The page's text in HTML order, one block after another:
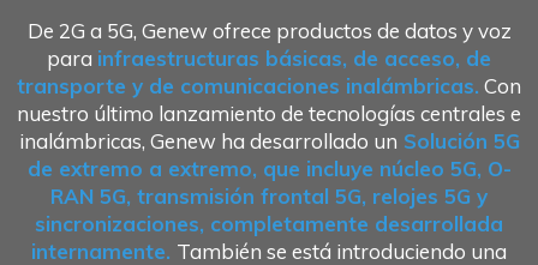
De 2G a 5G, Genew ofrece productos de datos y voz
para infraestructuras básicas, de acceso, de
transporte y de comunicaciones inalámbricas. Con
nuestro último lanzamiento de tecnologías centrales e
inalámbricas, Genew ha desarrollado un Solución 5G
de extremo a extremo, que incluye núcleo 5G, O-
RAN 5G, transmisión frontal 5G, relojes 5G y
sincronizaciones, completamente desarrollada
internamente. También se está introduciendo una